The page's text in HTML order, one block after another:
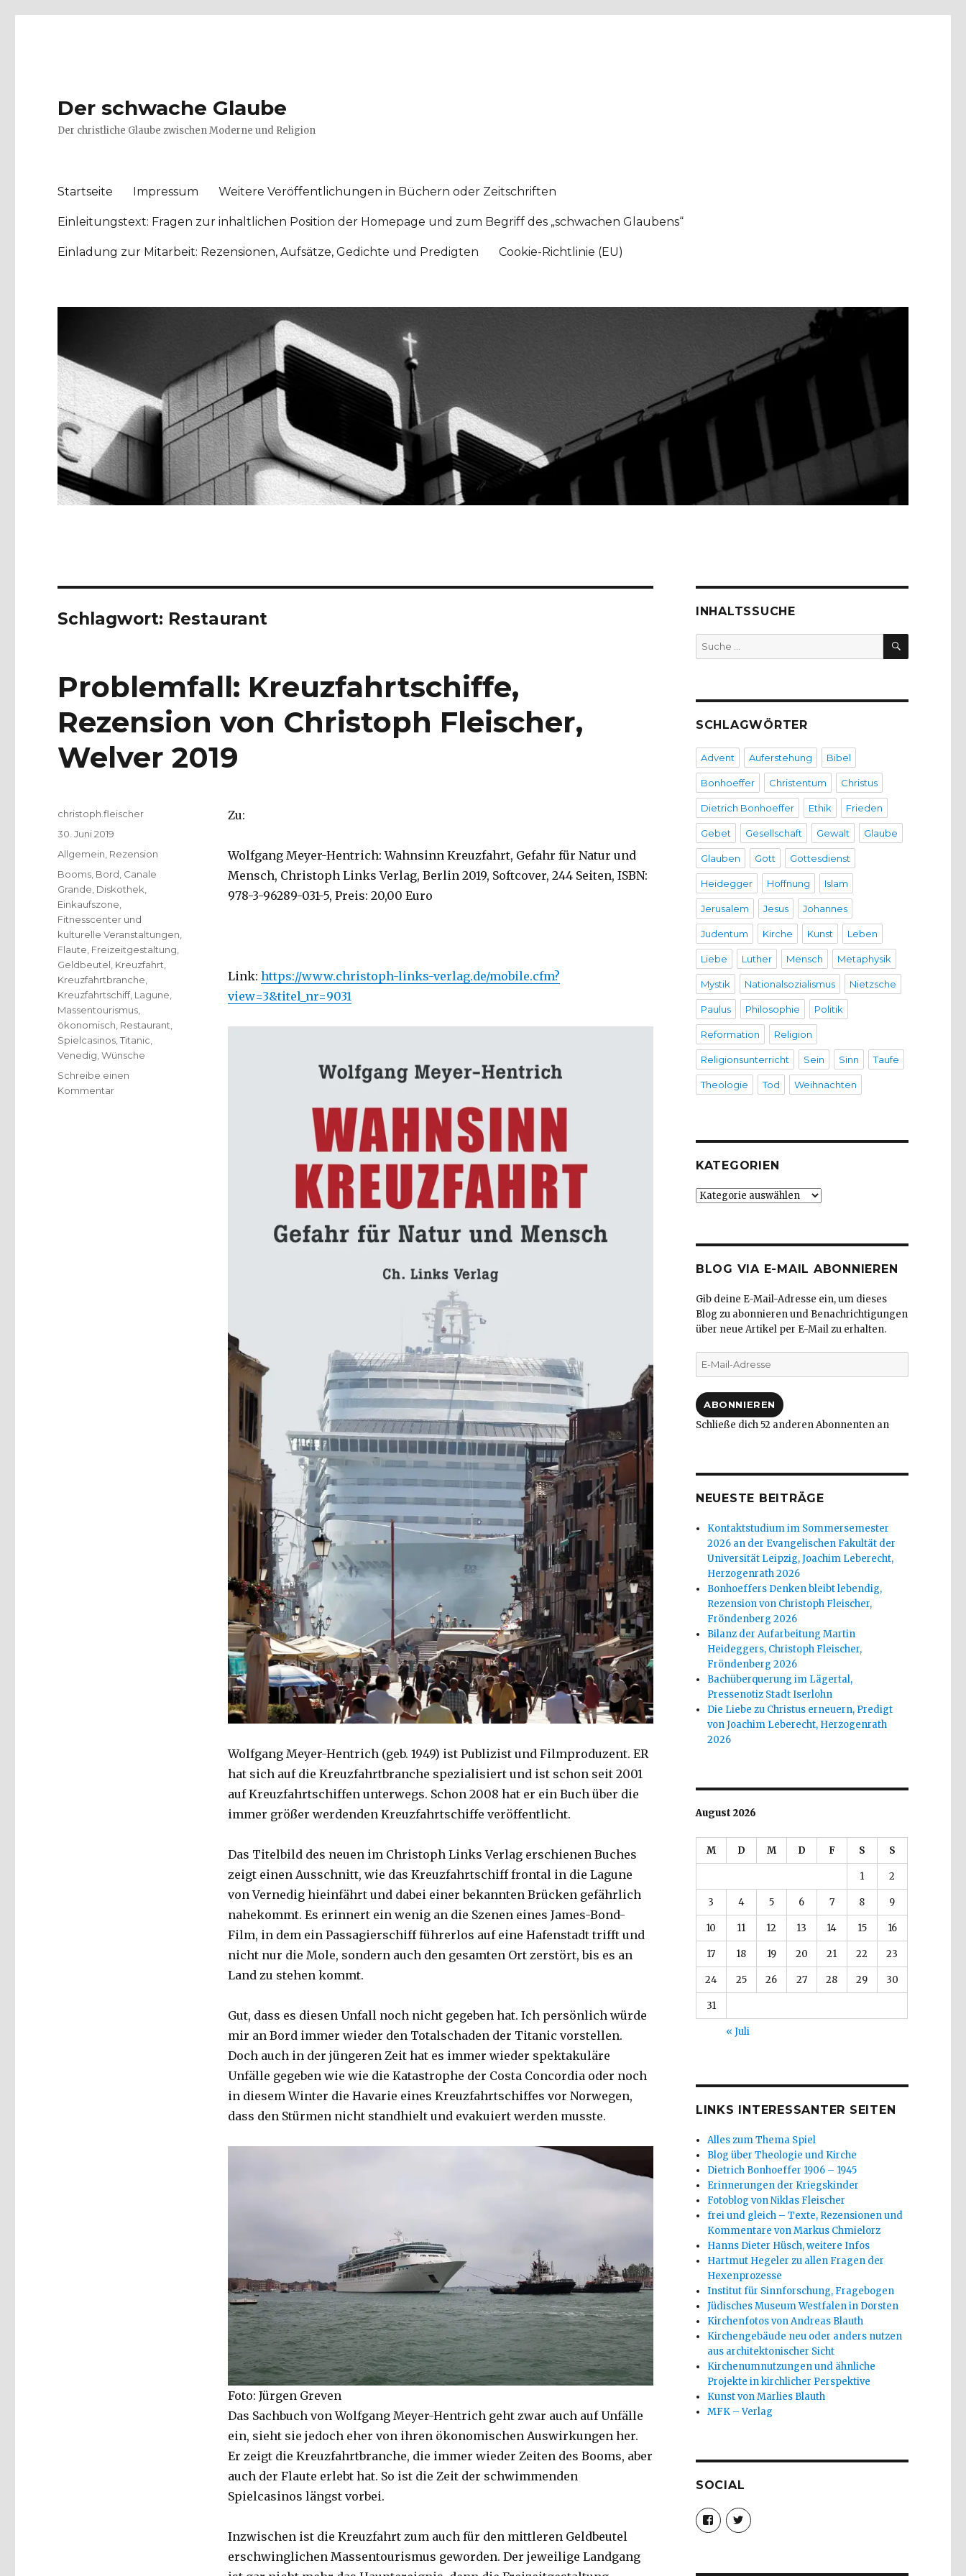
Der schwache Glaube
Der christliche Glaube zwischen Moderne und Religion
Startseite Impressum Weitere Veröffentlichungen in Büchern oder Zeitschriften
Einleitungstext: Fragen zur inhaltlichen Position der Homepage und zum Begriff des „schwachen Glaubens“
Einladung zur Mitarbeit: Rezensionen, Aufsätze, Gedichte und Predigten Cookie-Richtlinie (EU)
Schlagwort: Restaurant
Problemfall: Kreuzfahrtschiffe,
Rezension von Christoph Fleischer,
Welver 2019
Zu:
Wolfgang Meyer-Hentrich: Wahnsinn Kreuzfahrt, Gefahr für Natur und
Mensch, Christoph Links Verlag, Berlin 2019, Softcover, 244 Seiten, ISBN:
978-3-96289-031-5, Preis: 20,00 Euro
Link: https://www.christoph-links-verlag.de/mobile.cfm?
view=3&titel_nr=9031
Wolfgang Meyer-Hentrich (geb. 1949) ist Publizist und Filmproduzent. ER
hat sich auf die Kreuzfahrtbranche spezialisiert und ist schon seit 2001
auf Kreuzfahrtschiffen unterwegs. Schon 2008 hat er ein Buch über die
immer größer werdenden Kreuzfahrtschiffe veröffentlicht.
Das Titelbild des neuen im Christoph Links Verlag erschienen Buches
zeigt einen Ausschnitt, wie das Kreuzfahrtschiff frontal in die Lagune
von Vernedig hieinfährt und dabei einer bekannten Brücken gefährlich
nahekommt. Es erinnert ein wenig an die Szenen eines James-Bond-
Film, in dem ein Passagierschiff führerlos auf eine Hafenstadt trifft und
nicht nur die Mole, sondern auch den gesamten Ort zerstört, bis es an
Land zu stehen kommt.
Gut, dass es diesen Unfall noch nicht gegeben hat. Ich persönlich würde
mir an Bord immer wieder den Totalschaden der Titanic vorstellen.
Doch auch in der jüngeren Zeit hat es immer wieder spektakuläre
Unfälle gegeben wie wie die Katastrophe der Costa Concordia oder noch
in diesem Winter die Havarie eines Kreuzfahrtschiffes vor Norwegen,
dass den Stürmen nicht standhielt und evakuiert werden musste.
Foto: Jürgen Greven
Das Sachbuch von Wolfgang Meyer-Hentrich geht zwar auch auf Unfälle
ein, sieht sie jedoch eher von ihren ökonomischen Auswirkungen her.
Er zeigt die Kreuzfahrtbranche, die immer wieder Zeiten des Booms, aber
auch der Flaute erlebt hat. So ist die Zeit der schwimmenden
Spielcasinos längst vorbei.
Inzwischen ist die Kreuzfahrt zum auch für den mittleren Geldbeutel
erschwinglichen Massentourismus geworden. Der jeweilige Landgang
Autor
christoph.fleischer
Veröffentlicht
am
30. Juni 2019
Kategorien
Allgemein Rezension
Schlagwörter
Booms Bord Canale
Grande Diskothek
Einkaufszone
Fitnesscenter und
kulturelle Veranstaltungen
Flaute Freizeitgestaltung
Geldbeutel Kreuzfahrt
Kreuzfahrtbranche
Kreuzfahrtschiff, Lagune
Massentourismus
ökonomisch Restaurant
Spielcasinos ,Titanic
Venedig ,Wünsche
Schreibe einen
Kommentarzu
INHALTSSUCHE
Suche
nach:
SUCHEN
SCHLAGWÖRTER
Advent Auferstehung Bibel
Bonhoeffer Christentum Christus
Dietrich Bonhoeffer Ethik Frieden
Gebet Gesellschaft Gewalt Glaube
Glauben Gott Gottesdienst
Heidegger Hoffnung Islam
Jerusalem Jesus Johannes
Judentum Kirche Kunst Leben
Liebe Luther Mensch Metaphysik
Mystik Nationalsozialismus Nietzsche
Paulus Philosophie Politik
Reformation Religion
Religionsunterricht Sein Sinn Taufe
Theologie Tod Weihnachten
KATEGORIEN
Kategorien
BLOG VIA E-MAIL ABONNIEREN
Gib deine E-Mail-Adresse ein, um dieses
Blog zu abonnieren und Benachrichtigungen
über neue Artikel per E-Mail zu erhalten.
E-
Mail-
ABONNIEREN
Schließe dich 52 anderen Abonnenten an
NEUESTE BEITRÄGE
Kontaktstudium im Sommersemester
2026 an der Evangelischen Fakultät der
Universität Leipzig, Joachim Leberecht,
Herzogenrath 2026
Bonhoeffers Denken bleibt lebendig,
Rezension von Christoph Fleischer,
Fröndenberg 2026
Bilanz der Aufarbeitung Martin
Heideggers, Christoph Fleischer,
Fröndenberg 2026
Bachüberquerung im Lägertal,
Pressenotiz Stadt Iserlohn
Die Liebe zu Christus erneuern, Predigt
von Joachim Leberecht, Herzogenrath
2026
August 2026
M D M D F S S
1 2
3 4 5 6 7 8 9
10 11 12 13 14 15 16
17 18 19 20 21 22 23
24 25 26 27 28 29 30
31
« Juli
LINKS INTERESSANTER SEITEN
Alles zum Thema Spiel
Blog über Theologie und Kirche
Dietrich Bonhoeffer 1906 – 1945
Erinnerungen der Kriegskinder
Fotoblog von Niklas Fleischer
frei und gleich – Texte, Rezensionen und
Kommentare von Markus Chmielorz
Hanns Dieter Hüsch, weitere Infos
Hartmut Hegeler zu allen Fragen der
Hexenprozesse
Institut für Sinnforschung, Fragebogen
Jüdisches Museum Westfalen in Dorsten
Kirchenfotos von Andreas Blauth
Kirchengebäude neu oder anders nutzen
aus architektonischer Sicht
Kirchenumnutzungen und ähnliche
Projekte in kirchlicher Perspektive
Kunst von Marlies Blauth
MFK – Verlag
SOCIAL
Profil
von
christoph.fleischer1
anzeigen
Profil
von
anzeigen